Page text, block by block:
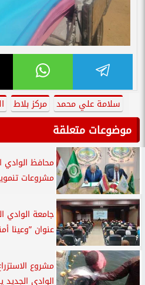
سلامة علي محمد مركز بلاط
موضوعات متعلقة
مشروعات
جامعة الوادي
عنوان ”وعينا
مشروع
الوادي